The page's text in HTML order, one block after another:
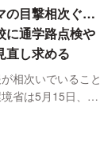
の目撃相次ぐ…
に通学路点検や
直し求める
相次いでいること
省は5月15日、学